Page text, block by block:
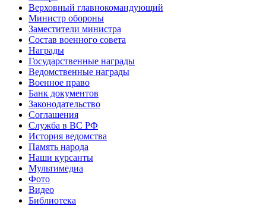
Верховный главнокомандующий
Министр обороны
Заместители министра
Состав военного совета
Награды
Государственные награды
Ведомственные награды
Военное право
Банк документов
Законодательство
Соглашения
Служба в ВС РФ
История ведомства
Память народа
Наши курсанты
Мультимедиа
Фото
Видео
Библиотека